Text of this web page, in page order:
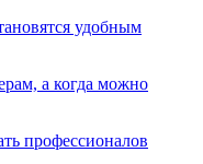
удобным
а когда можно
профессионалов